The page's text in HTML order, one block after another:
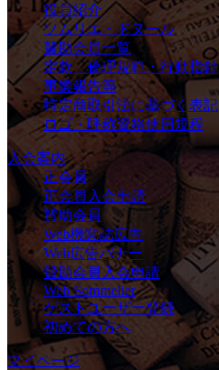
役員紹介
ソムリエ・ドヌール
賛助会員一覧
定款 倫理規範・行動指針
事業報告等
特定商取引法に基づく表記
ロゴ・呼称資格使用規程
入会案内
正会員
正会員入会申請
賛助会員
Web機関誌広告
Web広告バナー
賛助会員入会申請
Web Sommelier
ゲストユーザー登録
初めての方へ
マイページ